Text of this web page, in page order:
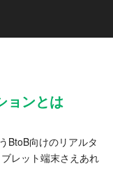
ョンとは
BtoB向けのリアルタ
レット端末さえあれ